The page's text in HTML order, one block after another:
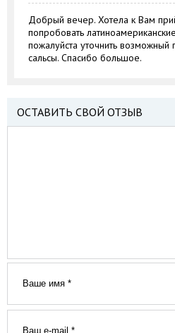
Добрый вечер. Хотела к Вам
попробовать
пожалуйста уточнить возможный
сальсы. Спасибо большое.
ОСТАВИТЬ СВОЙ ОТЗЫВ